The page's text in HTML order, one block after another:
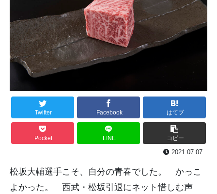
Twitter Facebook はてブ
Pocket LINE コピー
2021.07.07
松坂大輔選手こそ、自分の青春でした。 かっこ
よかった。 西武・松坂引退にネット惜しむ声